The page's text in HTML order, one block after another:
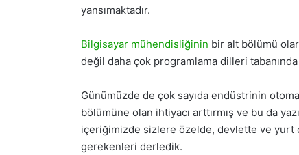
yansımaktadır.
Bilgisayar mühendisliğinin bir alt bölümü
değil daha çok programlama dilleri
Günümüzde de çok sayıda endüstrinin
bölümüne olan ihtiyacı arttırmış ve bu da
içeriğimizde sizlere özelde, devlette ve yurt
gerekenleri derledik.